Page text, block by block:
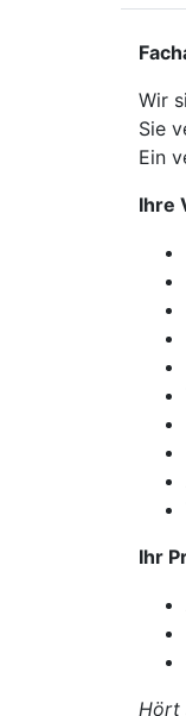
Wir
Sie
Ein
Ihre
Ihr
Hört